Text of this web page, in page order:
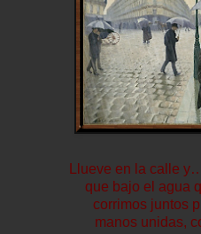
Llueve en la calle
que bajo el agua
corrimos juntos
manos unidas,